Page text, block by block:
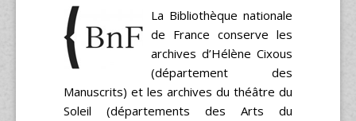
La Bibliothèque nationale
de France conserve les
archives d’Hélène Cixous
(département des
Manuscrits) et les archives du théâtre du
Soleil (départements des Arts du